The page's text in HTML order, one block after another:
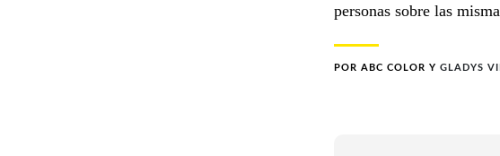
personas sobre las
POR ABC COLOR Y GLADYS